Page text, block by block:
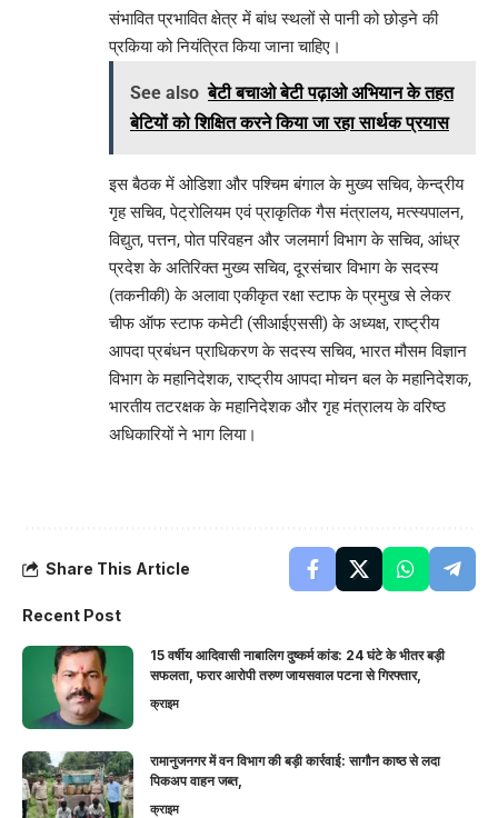
संभावित प्रभावित क्षेत्र में बांध स्थलों से पानी को छोड़ने की
प्रकिया को नियंत्रित किया जाना चाहिए।
See also बेटी बचाओ बेटी पढ़ाओ अभियान के तहत
बेटियों को शिक्षित करने किया जा रहा सार्थक प्रयास
इस बैठक में ओडिशा और पश्चिम बंगाल के मुख्य सचिव, केन्द्रीय
गृह सचिव, पेट्रोलियम एवं प्राकृतिक गैस मंत्रालय, मत्स्यपालन,
विद्युत, पत्तन, पोत परिवहन और जलमार्ग विभाग के सचिव, आंध्र
प्रदेश के अतिरिक्त मुख्य सचिव, दूरसंचार विभाग के सदस्य
(तकनीकी) के अलावा एकीकृत रक्षा स्टाफ के प्रमुख से लेकर
चीफ ऑफ स्टाफ कमेटी (सीआईएससी) के अध्यक्ष, राष्ट्रीय
आपदा प्रबंधन प्राधिकरण के सदस्य सचिव, भारत मौसम विज्ञान
विभाग के महानिदेशक, राष्ट्रीय आपदा मोचन बल के महानिदेशक,
भारतीय तटरक्षक के महानिदेशक और गृह मंत्रालय के वरिष्ठ
अधिकारियों ने भाग लिया।
Share This Article
Recent Post
15 वर्षीय आदिवासी नाबालिग दुष्कर्म कांड: 24 घंटे के भीतर बड़ी
सफलता, फरार आरोपी तरुण जायसवाल पटना से गिरफ्तार,
क्राइम
रामानुजनगर में वन विभाग की बड़ी कार्रवाई: सागौन काष्ठ से लदा
पिकअप वाहन जब्त,
क्राइम